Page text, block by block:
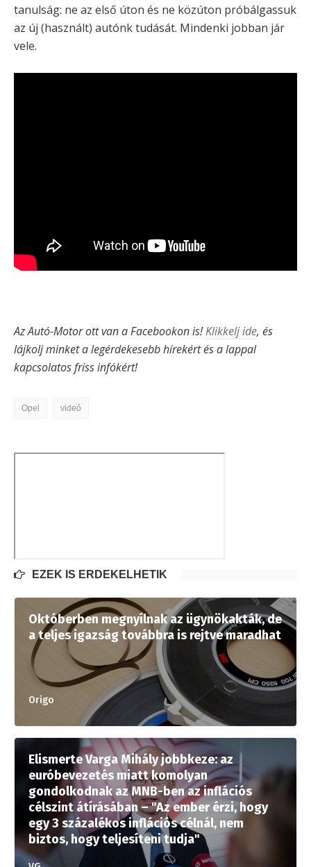
tanulság: ne az első úton és ne közúton próbálgassuk
az új (használt) autónk tudását. Mindenki jobban jár
vele.
Az Autó-Motor ott van a Facebookon is!Klikkelj ide, és
lájkolj minket a legérdekesebb hírekért és a lappal
kapcsolatos friss infókért!
Opel videó
EZEK IS ÉRDEKELHETIK
Októberben megnyílnak az ügynökakták, de
a teljes igazság továbbra is rejtve maradhat
Origo
Elismerte Varga Mihály jobbkeze: az
euróbevezetés miatt komolyan
gondolkodnak az MNB-ben az inflációs
célszint átírásában – "Az ember érzi, hogy
egy 3 százalékos inflációs célnál, nem
biztos, hogy teljesíteni tudja"